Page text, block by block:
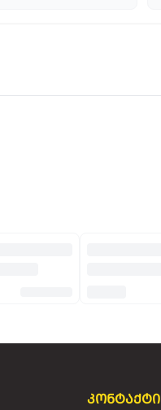
კონტაქტი